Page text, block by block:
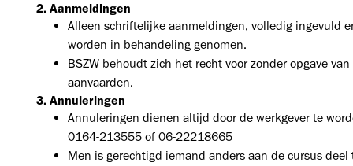
2. Aanmeldingen
Alleen schriftelijke aanmeldingen, volledig ingevuld
worden in behandeling genomen.
BSZW behoudt zich het recht voor zonder opgave
aanvaarden.
3. Annuleringen
Annuleringen dienen altijd door de werkgever te
0164-213555 of 06-22218665
Men is gerechtigd iemand anders aan de cursus